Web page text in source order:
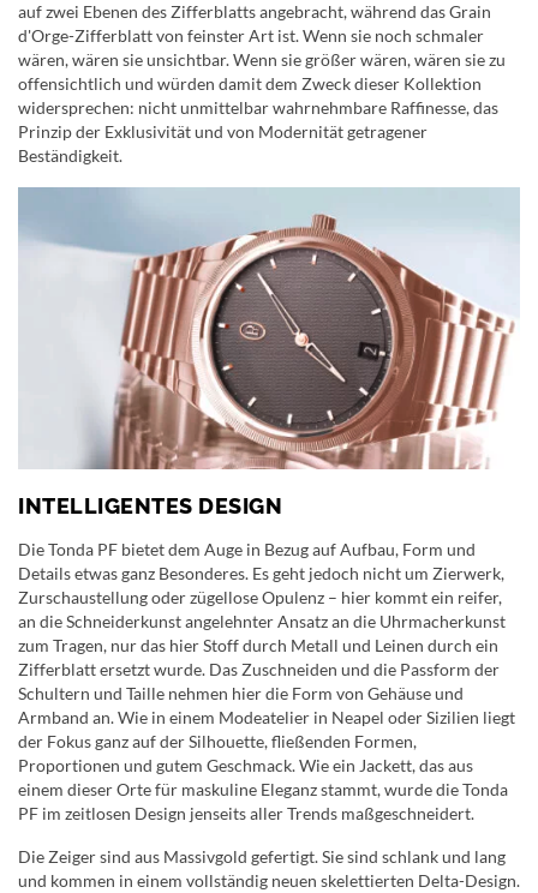
auf zwei Ebenen des Zifferblatts angebracht, während das Grain
d'Orge-Zifferblatt von feinster Art ist. Wenn sie noch schmaler
wären, wären sie unsichtbar. Wenn sie größer wären, wären sie zu
offensichtlich und würden damit dem Zweck dieser Kollektion
widersprechen: nicht unmittelbar wahrnehmbare Raffinesse, das
Prinzip der Exklusivität und von Modernität getragener
Beständigkeit.
INTELLIGENTES DESIGN
Die Tonda PF bietet dem Auge in Bezug auf Aufbau, Form und
Details etwas ganz Besonderes. Es geht jedoch nicht um Zierwerk,
Zurschaustellung oder zügellose Opulenz – hier kommt ein reifer,
an die Schneiderkunst angelehnter Ansatz an die Uhrmacherkunst
zum Tragen, nur das hier Stoff durch Metall und Leinen durch ein
Zifferblatt ersetzt wurde. Das Zuschneiden und die Passform der
Schultern und Taille nehmen hier die Form von Gehäuse und
Armband an. Wie in einem Modeatelier in Neapel oder Sizilien liegt
der Fokus ganz auf der Silhouette, fließenden Formen,
Proportionen und gutem Geschmack. Wie ein Jackett, das aus
einem dieser Orte für maskuline Eleganz stammt, wurde die Tonda
PF im zeitlosen Design jenseits aller Trends maßgeschneidert.
Die Zeiger sind aus Massivgold gefertigt. Sie sind schlank und lang
und kommen in einem vollständig neuen skelettierten Delta-Design.